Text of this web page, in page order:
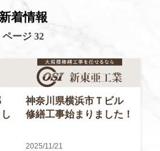
新着情報
ページ 32
神奈川県横浜市Ｔビル
修繕工事始まりました！
2025/11/21